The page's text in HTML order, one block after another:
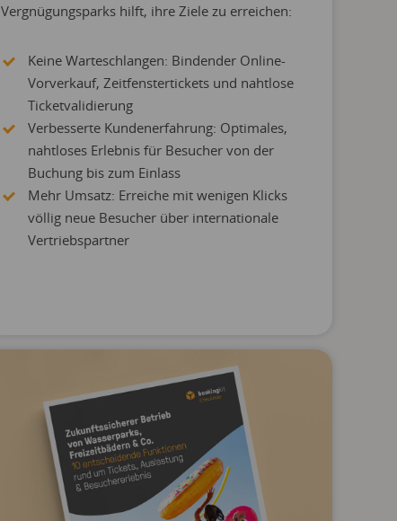
Vergnügungsparks hilft, ihre Ziele zu erreichen:
Keine Warteschlangen: Bindender Online-
Vorverkauf, Zeitfenstertickets und nahtlose
Ticketvalidierung
Verbesserte Kundenerfahrung: Optimales,
nahtloses Erlebnis für Besucher von der
Buchung bis zum Einlass
Mehr Umsatz: Erreiche mit wenigen Klicks
völlig neue Besucher über internationale
Vertriebspartner